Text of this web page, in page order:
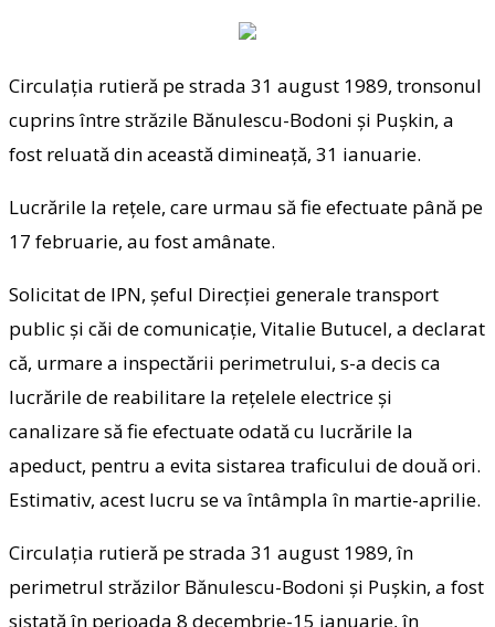
Circulaţia rutieră pe strada 31 august 1989, tronsonul
cuprins între străzile Bănulescu-Bodoni şi Puşkin, a
fost reluată din această dimineaţă, 31 ianuarie.
Lucrările la reţele, care urmau să fie efectuate până pe
17 februarie, au fost amânate.
Solicitat de IPN, şeful Direcţiei generale transport
public şi căi de comunicaţie, Vitalie Butucel, a declarat
că, urmare a inspectării perimetrului, s-a decis ca
lucrările de reabilitare la reţelele electrice şi
canalizare să fie efectuate odată cu lucrările la
apeduct, pentru a evita sistarea traficului de două ori.
Estimativ, acest lucru se va întâmpla în martie-aprilie.
Circulaţia rutieră pe strada 31 august 1989, în
perimetrul străzilor Bănulescu-Bodoni şi Puşkin, a fost
sistată în perioada 8 decembrie-15 ianuarie, în